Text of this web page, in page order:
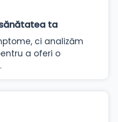
ta
ci analizăm
a oferi o
.